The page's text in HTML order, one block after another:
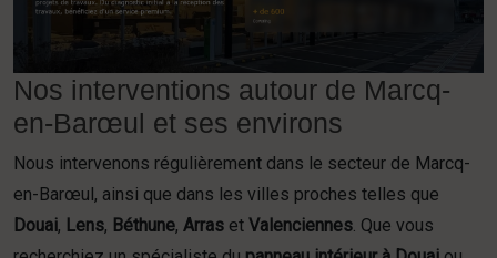
Nos interventions autour de Marcq-
en-Barœul et ses environs
Nous intervenons régulièrement dans le secteur de Marcq-
en-Barœul, ainsi que dans les villes proches telles que
Douai, Lens, Béthune, Arras et Valenciennes . Que vous